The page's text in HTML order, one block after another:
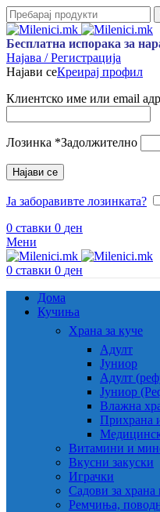
Бесплатна испорака за
Најава / Регистрација
Најави сеКреирај профил
Клиентско име или email
Лозинка *Задолжително
Најави се
Ја заборавивте лозинката?
0 ставки 0 ден
Мени
0 ставки 0 ден
Дома
Кучиња
Храна за куче
Адулт
Јуниор
Адулт
Јуниор
Влажна
Прихрана
Витамини и
Вкусни закуски
Играчки
Садови за храна
Ремчиња,